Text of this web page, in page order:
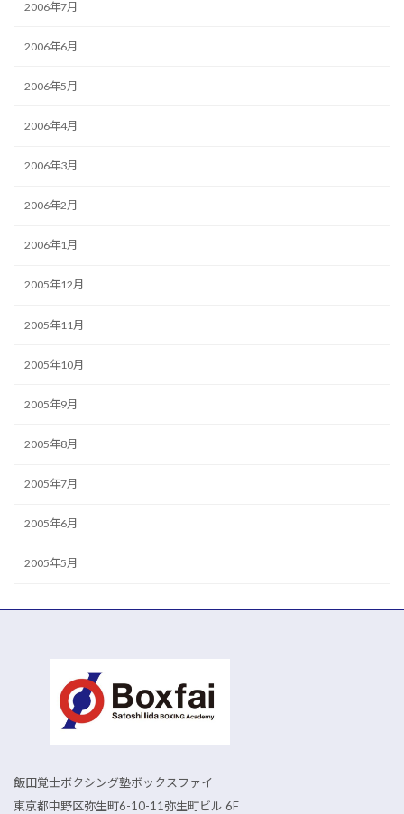
2006年7月
2006年6月
2006年5月
2006年4月
2006年3月
2006年2月
2006年1月
2005年12月
2005年11月
2005年10月
2005年9月
2005年8月
2005年7月
2005年6月
2005年5月
飯田覚士ボクシング塾ボックスファイ
東京都中野区弥生町6-10-11弥生町ビル 6F